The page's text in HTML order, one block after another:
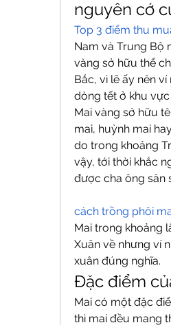
nguyên cớ
Top 3 điểm thu
Nam và Trung Bộ
vàng sở hữu thể
Bắc, vì lẽ ấy nên
dòng tết ở khu
Mai vàng sở hữu
mai, huỳnh mai
do trong khoảng
vậy, tới thời khắc
được cha ông săn
cách trồng phôi
Mai trong khoảng
Xuân về nhưng ví
xuân đúng nghĩa.
Đặc điểm
Mai có một đặc
thì mai đều mang